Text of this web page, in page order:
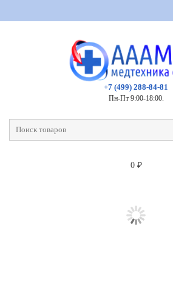
+7 (499) 288-84-81
Пн-Пт 9:00-18:00.
0 ₽